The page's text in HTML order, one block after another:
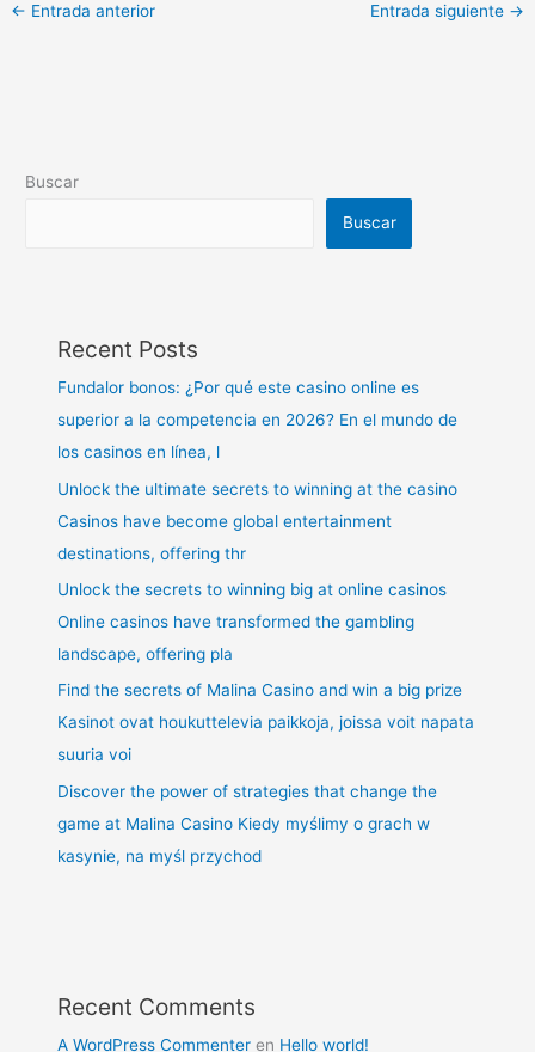
← Entrada anterior Entrada siguiente →
Buscar
Buscar
Recent Posts
Fundalor bonos: ¿Por qué este casino online es
superior a la competencia en 2026? En el mundo de
los casinos en línea, l
Unlock the ultimate secrets to winning at the casino
Casinos have become global entertainment
destinations, offering thr
Unlock the secrets to winning big at online casinos
Online casinos have transformed the gambling
landscape, offering pla
Find the secrets of Malina Casino and win a big prize
Kasinot ovat houkuttelevia paikkoja, joissa voit napata
suuria voi
Discover the power of strategies that change the
game at Malina Casino Kiedy myślimy o grach w
kasynie, na myśl przychod
Recent Comments
A WordPress Commenter en Hello world!